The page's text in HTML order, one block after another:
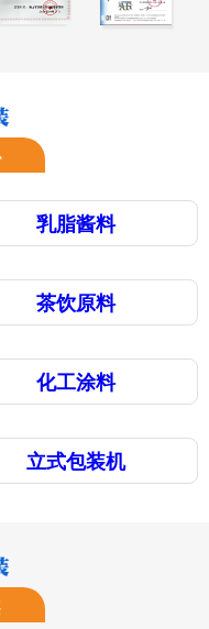
乳脂酱料
茶饮原料
化工涂料
立式包装机